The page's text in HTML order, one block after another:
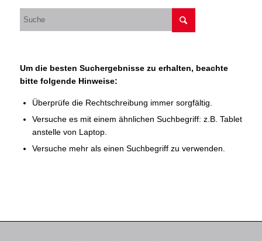
Um die besten Suchergebnisse zu erhalten, beachte
bitte folgende Hinweise:
Überprüfe die Rechtschreibung immer sorgfältig.
Versuche es mit einem ähnlichen Suchbegriff: z.B. Tablet
anstelle von Laptop.
Versuche mehr als einen Suchbegriff zu verwenden.